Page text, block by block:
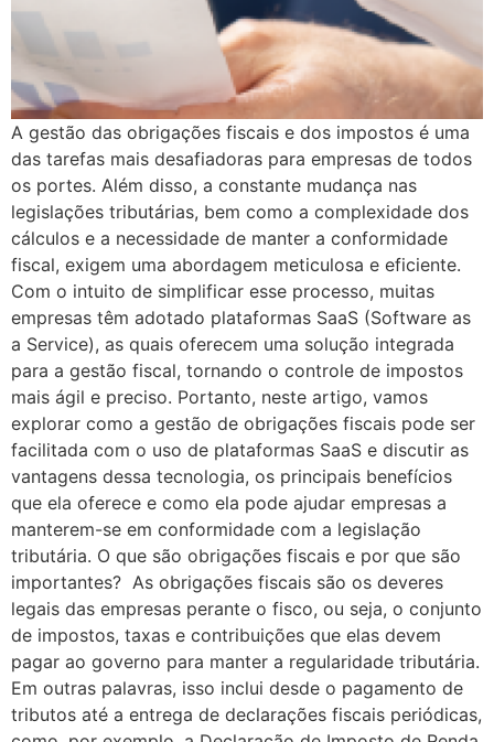
A gestão das obrigações fiscais e dos impostos é uma
das tarefas mais desafiadoras para empresas de todos
os portes. Além disso, a constante mudança nas
legislações tributárias, bem como a complexidade dos
cálculos e a necessidade de manter a conformidade
fiscal, exigem uma abordagem meticulosa e eficiente.
Com o intuito de simplificar esse processo, muitas
empresas têm adotado plataformas SaaS (Software as
a Service), as quais oferecem uma solução integrada
para a gestão fiscal, tornando o controle de impostos
mais ágil e preciso. Portanto, neste artigo, vamos
explorar como a gestão de obrigações fiscais pode ser
facilitada com o uso de plataformas SaaS e discutir as
vantagens dessa tecnologia, os principais benefícios
que ela oferece e como ela pode ajudar empresas a
manterem-se em conformidade com a legislação
tributária. O que são obrigações fiscais e por que são
importantes? As obrigações fiscais são os deveres
legais das empresas perante o fisco, ou seja, o conjunto
de impostos, taxas e contribuições que elas devem
pagar ao governo para manter a regularidade tributária.
Em outras palavras, isso inclui desde o pagamento de
tributos até a entrega de declarações fiscais periódicas,